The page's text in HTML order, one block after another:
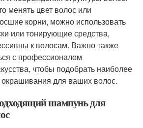
менять цвет волос или
корни, можно использовать
или тонирующие средства,
к волосам. Важно также
с профессионалом
чтобы подобрать наиболее
для ваших волос.
шампунь для